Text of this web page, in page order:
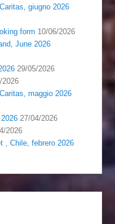
giugno 2026
form 10/06/2026
June 2026
29/05/2026
2026
maggio 2026
27/04/2026
2026
, Chile, febrero 2026